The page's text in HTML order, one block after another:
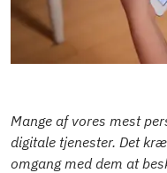
Mange af vores mest
digitale tjenester. Det
omgang med dem at